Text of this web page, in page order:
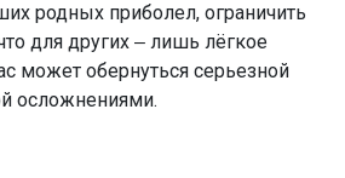
родных приболел, ограничить
для других ‒ лишь лёгкое
может обернуться серьезной
осложнениями.